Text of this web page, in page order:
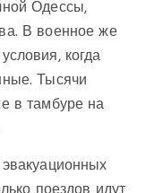
Одессы,
В военное же
когда
Тысячи
в тамбуре на
эвакуационных